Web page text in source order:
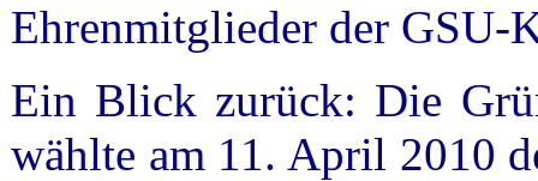
Ehrenmitglieder der GSU-
Ein Blick zurück: Die
wählte am 11. April 2010